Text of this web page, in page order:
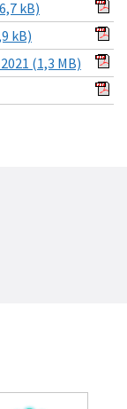
kB)
kB)
(1,3 MB)